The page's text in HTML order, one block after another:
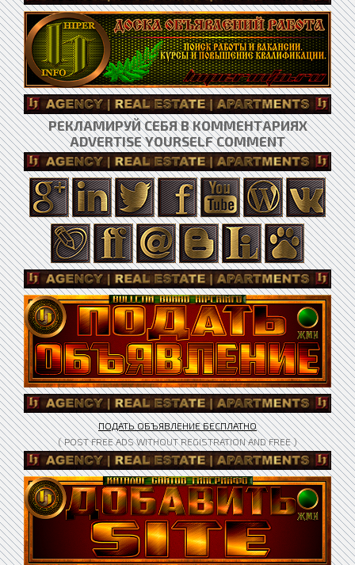
РЕКЛАМИРУЙ СЕБЯ В КОММЕНТАРИЯХ
ADVERTISE YOURSELF COMMENT
ПОДАТЬ ОБЪЯВЛЕНИЕ БЕСПЛАТНО
( POST FREE ADS WITHOUT REGISTRATION AND FREE )